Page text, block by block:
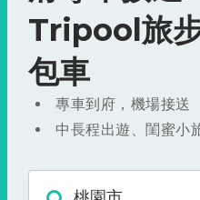
Tripool旅
包車
專車到府，機場接送
中長程出遊、閨蜜小